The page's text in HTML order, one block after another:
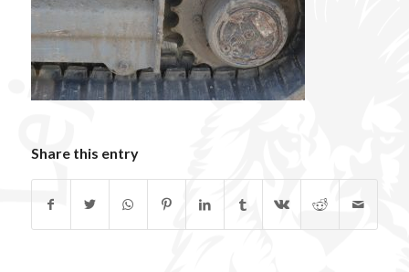
Share this entry